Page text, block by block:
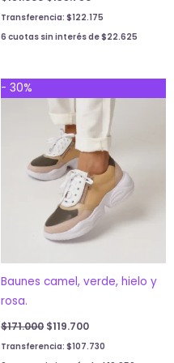
Transferencia: $122.175
6 cuotas sin interés de$22.625
- 30%
Baunes camel, verde, hielo y
rosa.
$171.000
price
$171.000.
$119.700
price
is:
$119.700.
Transferencia: $107.730